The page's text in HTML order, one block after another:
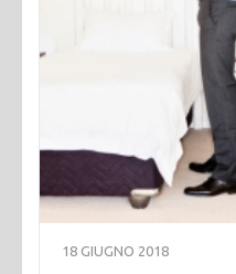
18 GIUGNO 2018